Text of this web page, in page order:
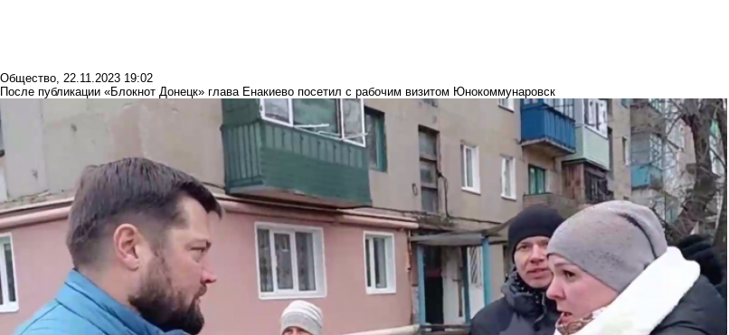
Общество 22.11.2023 19:02
После публикации «Блокнот Донецк» глава Енакиево посетил с рабочим визитом Юнокоммунаровск